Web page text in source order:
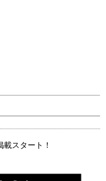
載スタート！